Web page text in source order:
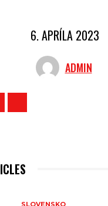
6. APRÍLA 2023
ADMIN
SLOVENSKO